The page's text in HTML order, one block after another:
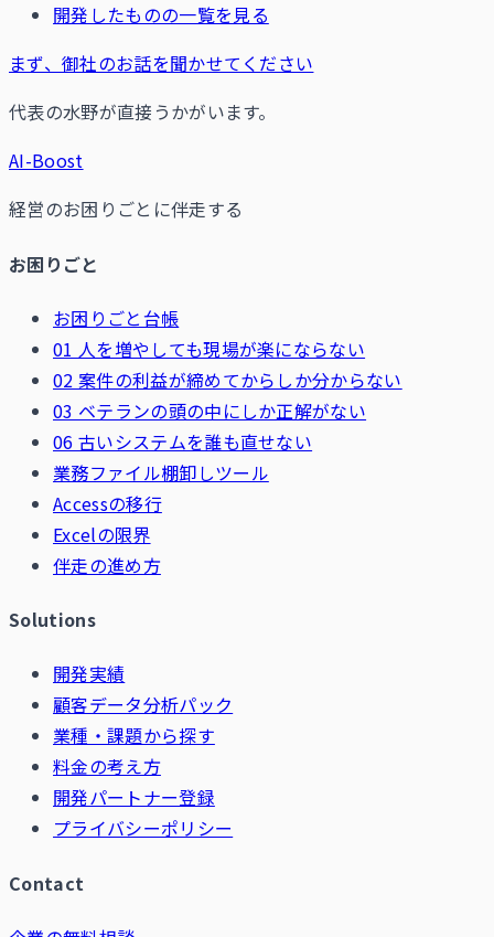
開発したものの一覧を見る
まず、御社のお話を聞かせてください
代表の水野が直接うかがいます。
AI-Boost
経営のお困りごとに伴走する
お困りごと
お困りごと台帳
01 人を増やしても現場が楽にならない
02 案件の利益が締めてからしか分からない
03 ベテランの頭の中にしか正解がない
06 古いシステムを誰も直せない
業務ファイル棚卸しツール
Accessの移行
Excelの限界
伴走の進め方
Solutions
開発実績
顧客データ分析パック
業種・課題から探す
料金の考え方
開発パートナー登録
プライバシーポリシー
Contact